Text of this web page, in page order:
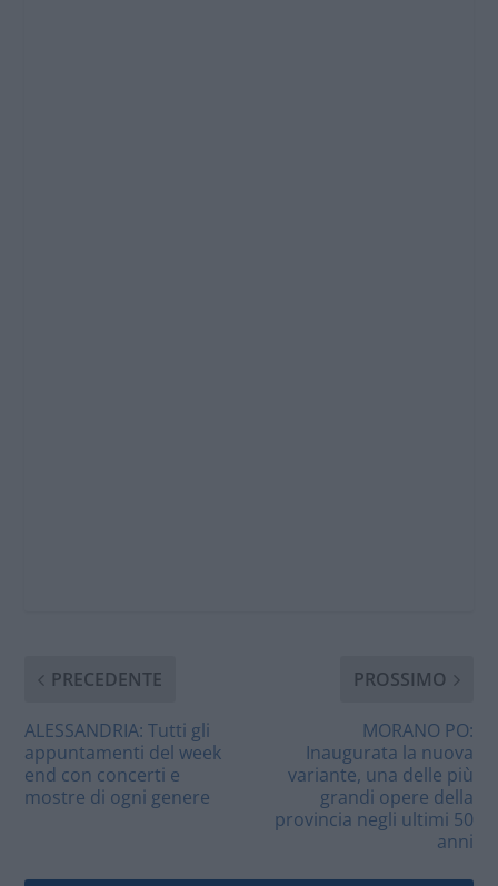
PRECEDENTE
ALESSANDRIA: Tutti gli
appuntamenti del week
end con concerti e
mostre di ogni genere
PROSSIMO
MORANO PO:
Inaugurata la nuova
variante, una delle più
grandi opere della
provincia negli ultimi 50
anni